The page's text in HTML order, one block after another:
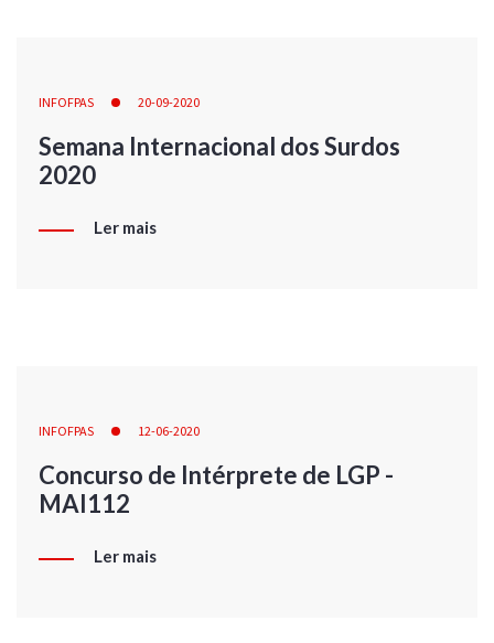
INFOFPAS 20-09-2020
Semana Internacional dos Surdos
2020
Ler mais
INFOFPAS 12-06-2020
Concurso de Intérprete de LGP -
MAI112
Ler mais